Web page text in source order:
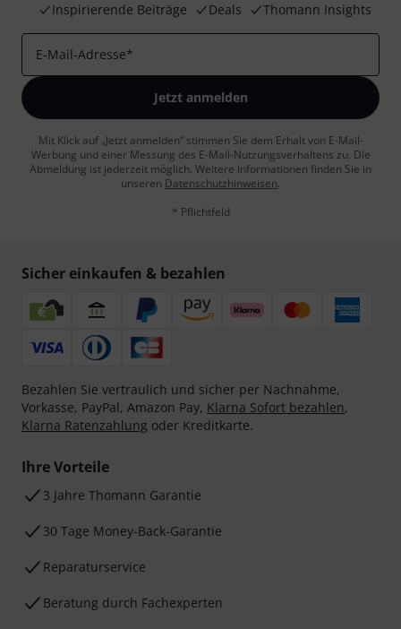
Inspirierende Beiträge
Deals Thomann Insights
E-Mail-Adresse*
Jetzt anmelden
Mit Klick auf „Jetzt anmelden“ stimmen Sie dem Erhalt von E-Mail-
Werbung und einer Messung des E-Mail-Nutzungsverhaltens zu. Die
Abmeldung ist jederzeit möglich. Weitere Informationen finden Sie in
unseren Datenschutzhinweisen.
* Pflichtfeld
Sicher einkaufen & bezahlen
Bezahlen Sie vertraulich und sicher per Nachnahme,
Vorkasse, PayPal, Amazon Pay, Klarna Sofort bezahlen,
Klarna Ratenzahlung oder Kreditkarte.
Ihre Vorteile
3 Jahre Thomann Garantie
30 Tage Money-Back-Garantie
Reparaturservice
Beratung durch Fachexperten